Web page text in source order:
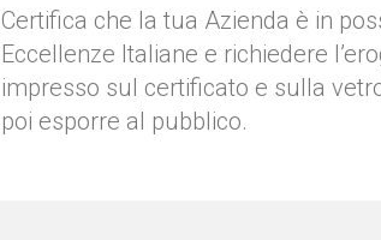
Certifica che la tua Azienda è in
Eccellenze Italiane e richiedere
impresso sul certificato e sulla
poi esporre al pubblico.